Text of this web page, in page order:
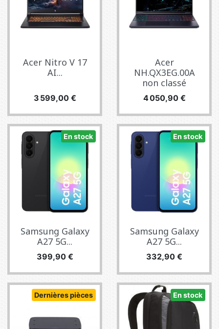
Acer Nitro V 17
AI...
Prix
3 599,00 €
Acer
NH.QX3EG.00A
non classé
Prix
4 050,90 €
En stock
Samsung Galaxy
A27 5G...
Prix
399,90 €
En stock
Samsung Galaxy
A27 5G...
Prix
332,90 €
Dernières pièces En stock